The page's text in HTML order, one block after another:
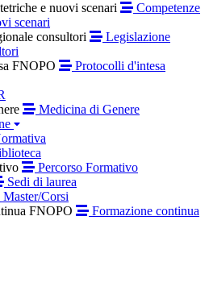
e nuovi scenari
Competenze
scenari
consultori
Legislazione
FNOPO
Protocolli d'intesa
Medicina di Genere
Percorso Formativo
Sedi di laurea
Master/Corsi
FNOPO
Formazione continua